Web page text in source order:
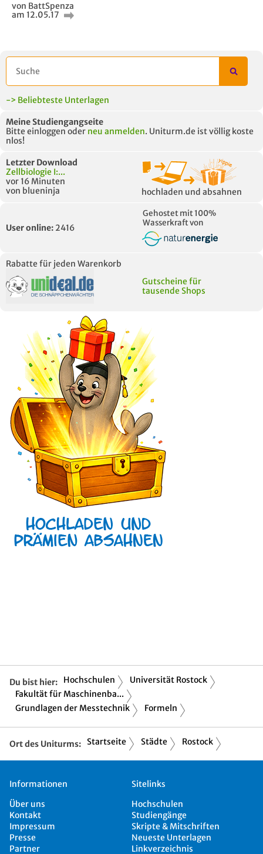
von BattSpenza
am 12.05.17
-> Beliebteste Unterlagen
Meine Studiengangseite
Bitte einloggen oder neu anmelden. Uniturm.de ist völlig koste
nlos!
Letzter Download
Zellbiologie I:...
vor 16 Minuten
von blueninja
hochladen und absahnen
User online: 2416
Gehostet mit 100%
Wasserkraft von
Rabatte für jeden Warenkorb
Gutscheine für
tausende Shops
Du bist hier: Hochschulen
Universität Rostock
Fakultät für Maschinenba...
Grundlagen der Messtechnik
Formeln
Ort des Uniturms: Startseite Städte Rostock
Informationen
Über uns
Kontakt
Impressum
Presse
Partner
Sitelinks
Hochschulen
Studiengänge
Skripte & Mitschriften
Neueste Unterlagen
Linkverzeichnis